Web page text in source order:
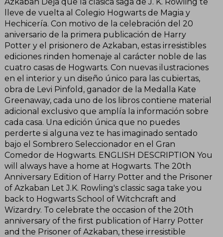
lleve de vuelta al Colegio Hogwarts de Magia y
Hechicería. Con motivo de la celebración del 20
aniversario de la primera publicación de Harry
Potter y el prisionero de Azkaban, estas irresistibles
ediciones rinden homenaje al carácter noble de las
cuatro casas de Hogwarts. Con nuevas ilustraciones
en el interior y un diseño único para las cubiertas,
obra de Levi Pinfold, ganador de la Medalla Kate
Greenaway, cada uno de los libros contiene material
adicional exclusivo que amplía la información sobre
cada casa. Una edición única que no puedes
perderte si alguna vez te has imaginado sentado
bajo el Sombrero Seleccionador en el Gran
Comedor de Hogwarts. ENGLISH DESCRIPTION You
will always have a home at Hogwarts. The 20th
Anniversary Edition of Harry Potter and the Prisoner
of Azkaban Let J.K. Rowling's classic saga take you
back to Hogwarts School of Witchcraft and
Wizardry. To celebrate the occasion of the 20th
anniversary of the first publication of Harry Potter
and the Prisoner of Azkaban, these irresistible